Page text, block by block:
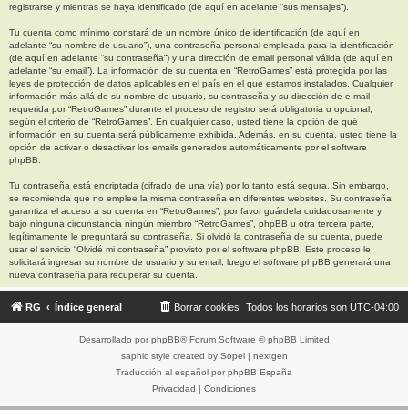
registrarse y mientras se haya identificado (de aquí en adelante “sus mensajes”).
Tu cuenta como mínimo constará de un nombre único de identificación (de aquí en
adelante “su nombre de usuario”), una contraseña personal empleada para la identificación
(de aquí en adelante “su contraseña”) y una dirección de email personal válida (de aquí en
adelante “su email”). La información de su cuenta en “RetroGames” está protegida por las
leyes de protección de datos aplicables en el país en el que estamos instalados. Cualquier
información más allá de su nombre de usuario, su contraseña y su dirección de e-mail
requerida por “RetroGames” durante el proceso de registro será obligatoria u opcional,
según el criterio de “RetroGames”. En cualquier caso, usted tiene la opción de qué
información en su cuenta será públicamente exhibida. Además, en su cuenta, usted tiene la
opción de activar o desactivar los emails generados automáticamente por el software
phpBB.
Tu contraseña está encriptada (cifrado de una vía) por lo tanto está segura. Sin embargo,
se recomienda que no emplee la misma contraseña en diferentes websites. Su contraseña
garantiza el acceso a su cuenta en “RetroGames”, por favor guárdela cuidadosamente y
bajo ninguna circunstancia ningún miembro “RetroGames”, phpBB u otra tercera parte,
legítimamente le preguntará su contraseña. Si olvidó la contraseña de su cuenta, puede
usar el servicio “Olvidé mi contraseña” provisto por el software phpBB. Este proceso le
solicitará ingresar su nombre de usuario y su email, luego el software phpBB generará una
nueva contraseña para recuperar su cuenta.
RG Índice general Todos los horarios son UTC-04:00
Borrar cookies
Desarrollado por phpBB® Forum Software © phpBB Limited
saphic style created by Sopel| nextgen
Traducción al español por phpBB España
Privacidad | Condiciones